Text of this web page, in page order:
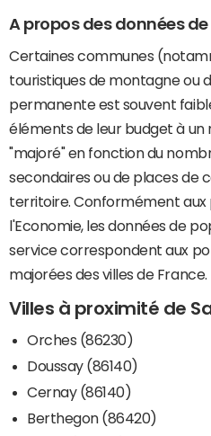
A propos des données
Certaines communes
touristiques de montagne ou
permanente est souvent
éléments de leur budget à
"majoré" en fonction du
secondaires ou de places de
territoire. Conformément aux
l'Economie, les données de
service correspondent aux
majorées des villes de France.
Villes à proximité de
Orches (86230)
Doussay (86140)
Cernay (86140)
Berthegon (86420)